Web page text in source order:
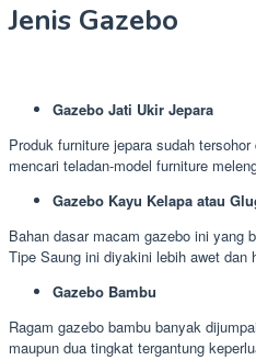
Jenis Gazebo
Gazebo Jati Ukir Jepara
Produk furniture jepara sudah
mencari teladan-model furniture
Gazebo Kayu Kelapa atau
Bahan dasar macam gazebo ini yang
Tipe Saung ini diyakini lebih awet dan
Gazebo Bambu
Ragam gazebo bambu banyak
maupun dua tingkat tergantung